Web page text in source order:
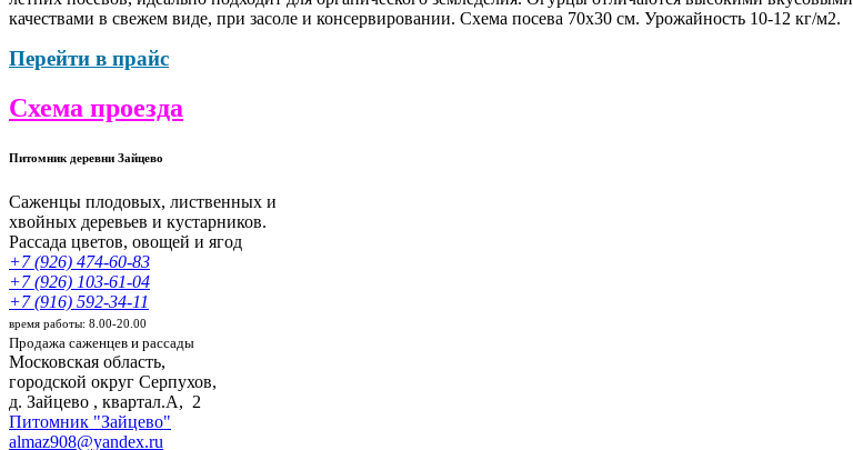
качествами в свежем виде, при засоле и консервировании. Схема посева 70х30 см. Урожайность 10-12 кг/м2.
Перейти в прайс
Схема проезда
Питомник деревни Зайцево
Саженцы плодовых, лиственных и
хвойных деревьев и кустарников.
Рассада цветов, овощей и ягод
+7 (926) 474-60-83
+7 (926) 103-61-04
+7 (916) 592-34-11
время работы: 8.00-20.00
Продажа саженцев и рассады
Московская область,
городской округ Серпухов,
д. Зайцево , квартал.А, 2
Питомник "Зайцево"
almaz908@yandex.ru